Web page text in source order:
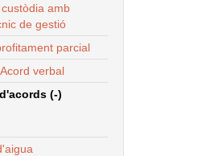
amb
de gestió
parcial
verbal
(-)